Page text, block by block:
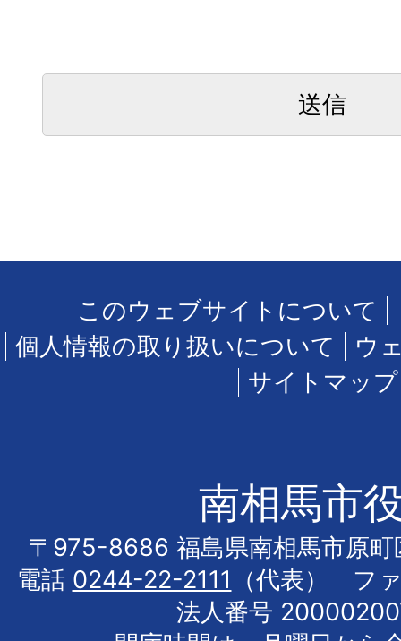
このウェブサイトについて
個人情報の取り扱いについて
ウ
サイトマップ
南相馬市
〒975-8686 福島県南相馬市原町
電話 0244-22-2111
（代表） フ
法人番号